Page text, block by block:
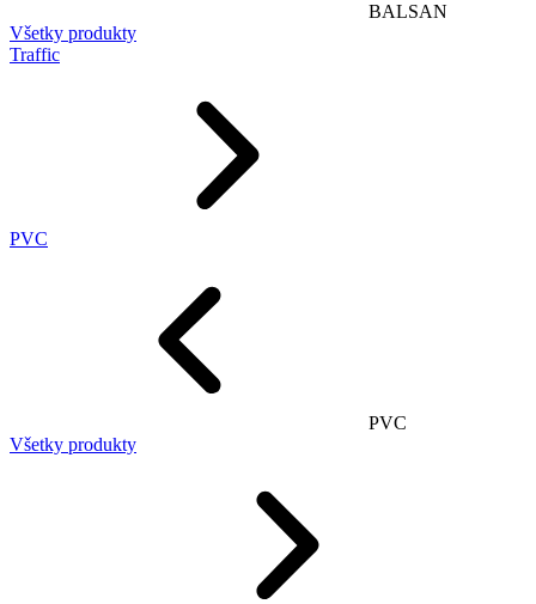
BALSAN
Všetky produkty
Traffic
PVC
PVC
Všetky produkty